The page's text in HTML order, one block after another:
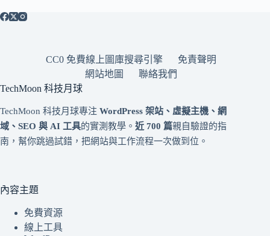
CC0 免費線上圖庫搜尋引擎
免責聲明
網站地圖
聯絡我們
TechMoon 科技月球
TechMoon 科技月球專注 WordPress 架站、虛擬主機、網
域、SEO 與 AI 工具的實測教學。 近 700 篇親自驗證的指
南，幫你跳過試錯，把網站與工作流程一次做到位。
內容主題
免費資源
線上工具